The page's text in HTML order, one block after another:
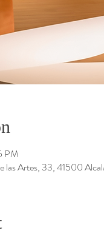
PM
las Artes, 33, 41500